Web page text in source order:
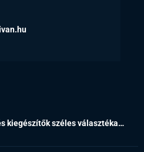
kiegészítők széles választéka…